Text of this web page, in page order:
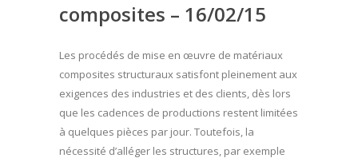
composites – 16/02/15
Les procédés de mise en œuvre de matériaux
composites structuraux satisfont pleinement aux
exigences des industries et des clients, dès lors
que les cadences de productions restent limitées
à quelques pièces par jour. Toutefois, la
nécessité d’alléger les structures, par exemple